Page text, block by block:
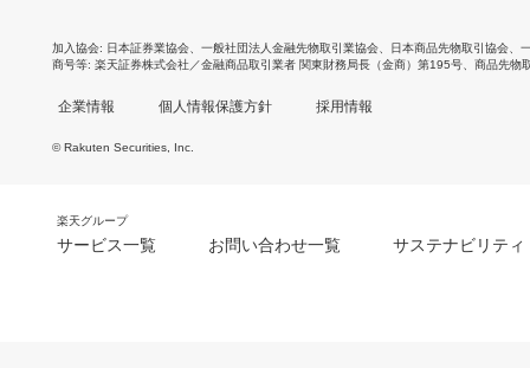
加入協会 日本証券業協会 一般社団法人金融先物取引業協会 日本商品先物取引協会
商号等 楽天証券株式会社／金融商品取引業者 関東財務局長（金商）第195号、商品先物
企業情報 個人情報保護方針 採用情報
© Rakuten Securities, Inc.
楽天グループ
サービス一覧 お問い合わせ一覧 サステナビリティ